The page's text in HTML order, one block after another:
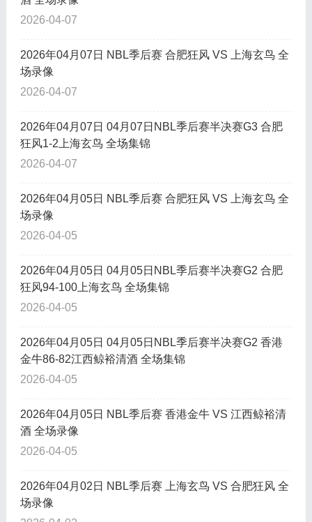
2026-04-07
2026年04月07日 NBL季后赛 合肥狂风 VS 上海玄鸟 全
场录像
2026-04-07
2026年04月07日 04月07日NBL季后赛半决赛G3 合肥
狂风1-2上海玄鸟 全场集锦
2026-04-07
2026年04月05日 NBL季后赛 合肥狂风 VS 上海玄鸟 全
场录像
2026-04-05
2026年04月05日 04月05日NBL季后赛半决赛G2 合肥
狂风94-100上海玄鸟 全场集锦
2026-04-05
2026年04月05日 04月05日NBL季后赛半决赛G2 香港
金牛86-82江西鲸裕清酒 全场集锦
2026-04-05
2026年04月05日 NBL季后赛 香港金牛 VS 江西鲸裕清
酒 全场录像
2026-04-05
2026年04月02日 NBL季后赛 上海玄鸟 VS 合肥狂风 全
场录像